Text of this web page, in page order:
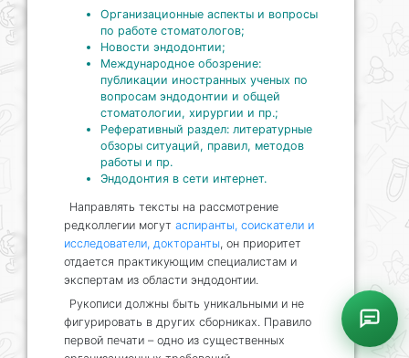
Организационные аспекты и вопросы
по работе стоматологов;
Новости эндодонтии;
Международное обозрение:
публикации иностранных ученых по
вопросам эндодонтии и общей
стоматологии, хирургии и пр.;
Реферативный раздел: литературные
обзоры ситуаций, правил, методов
работы и пр.
Эндодонтия в сети интернет.
Направлять тексты на рассмотрение
редколлегии могут аспиранты, соискатели и
исследователи, докторанты, он приоритет
отдается практикующим специалистам и
экспертам из области эндодонтии.
Рукописи должны быть уникальными и не
фигурировать в других сборниках. Правило
первой печати – одно из существенных